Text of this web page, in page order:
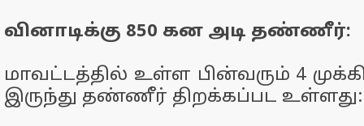
வினாடிக்கு 850 கன அடி தண்ணீர்:
மாவட்டத்தில் உள்ள பின்வரும் 4
இருந்து தண்ணீர் திறக்கப்பட உள்ளது: